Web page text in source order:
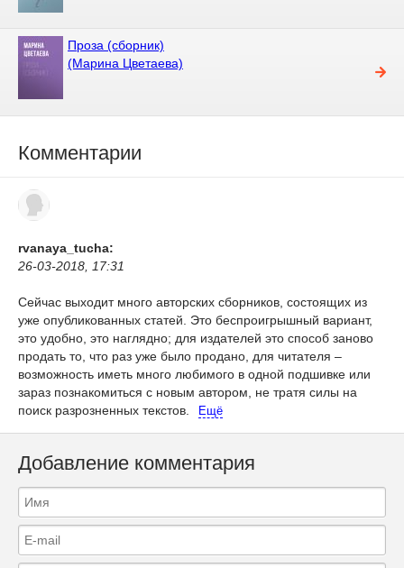
Проза (сборник)
(Марина Цветаева)
Комментарии
rvanaya_tucha:
26-03-2018, 17:31
Сейчас выходит много авторских сборников, состоящих из
уже опубликованных статей. Это беспроигрышный вариант,
это удобно, это наглядно; для издателей это способ заново
продать то, что раз уже было продано, для читателя –
возможность иметь много любимого в одной подшивке или
зараз познакомиться с новым автором, не тратя силы на
поиск разрозненных текстов.
Ещё
Добавление комментария